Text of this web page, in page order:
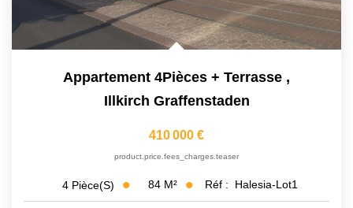
Appartement 4Pièces + Terrasse ,
Illkirch Graffenstaden
410 000 €
product.price.fees_charges.teaser
4 Pièce(s) 84 M² Réf : Halesia-Lot1